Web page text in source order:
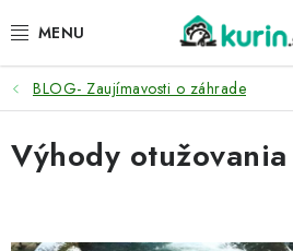
na
PRE HYDINU
PRE PSY
BLOG- Zaujímavosti o záhrade
Výhody otužovania